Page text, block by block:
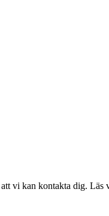
vi kan kontakta dig.